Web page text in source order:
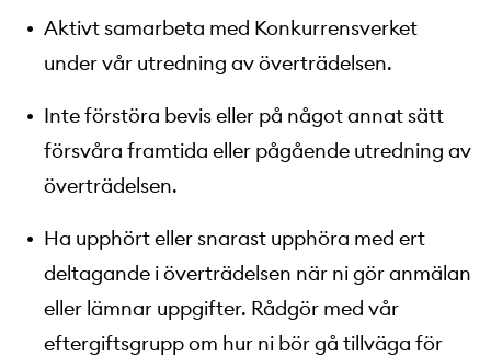
Aktivt samarbeta med Konkurrensverket
under vår utredning av överträdelsen.
Inte förstöra bevis eller på något annat sätt
försvåra framtida eller pågående utredning av
överträdelsen.
Ha upphört eller snarast upphöra med ert
deltagande i överträdelsen när ni gör anmälan
eller lämnar uppgifter. Rådgör med vår
eftergiftsgrupp om hur ni bör gå tillväga för